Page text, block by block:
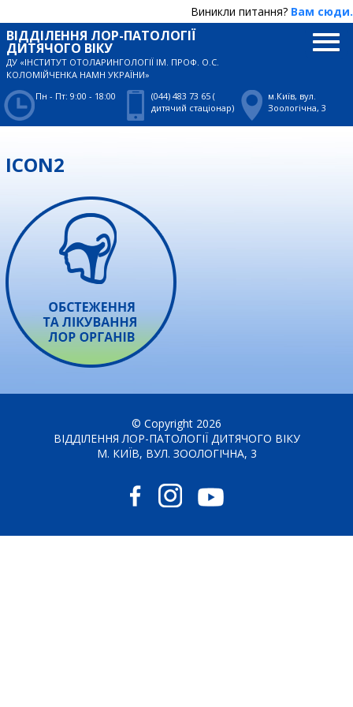
Виникли питання? Вам сюди.
ВІДДІЛЕННЯ ЛОР-ПАТОЛОГІЇ
ДИТЯЧОГО ВІКУ
ДУ «ІНСТИТУТ ОТОЛАРИНГОЛОГІЇ ІМ. ПРОФ. О.С.
КОЛОМІЙЧЕНКА НАМН УКРАЇНИ»
м.Київ, вул.
Зоологічна, 3
(044) 483 73 65 (
дитячий стаціонар)
Пн - Пт: 9:00 - 18:00
ICON2
© Copyright 2026
ВІДДІЛЕННЯ ЛОР-ПАТОЛОГІЇ ДИТЯЧОГО ВІКУ
М. КИЇВ, ВУЛ. ЗООЛОГІЧНА, 3